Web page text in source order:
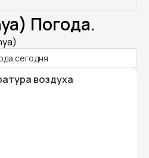
Погода.
сегодня
воздуха